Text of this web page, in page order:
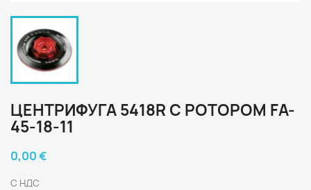
ЦЕНТРИФУГА 5418R С РОТОРОМ FA-
45-18-11
0,00 €
С НДС